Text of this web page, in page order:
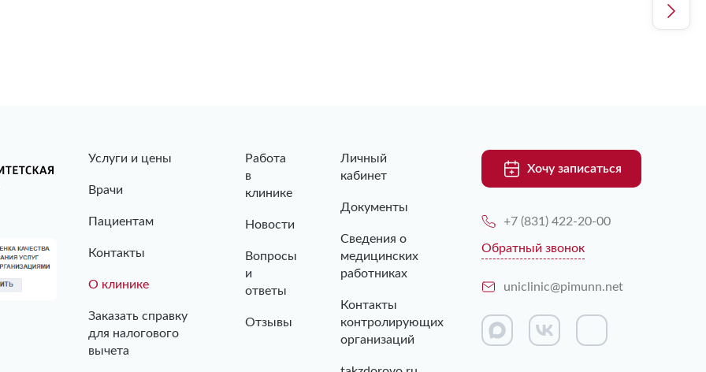
Услуги и цены
Врачи
Пациентам
Контакты
О клинике
Заказать справку
для налогового
вычета
Работа
в
клинике
Новости
Вопросы
и
ответы
Отзывы
Личный
кабинет
Документы
Сведения о
медицинских
работниках
Контакты
контролирующих
организаций
Хочу записаться
+7 (831) 422-20-00
Обратный звонок
uniclinic@pimunn.net